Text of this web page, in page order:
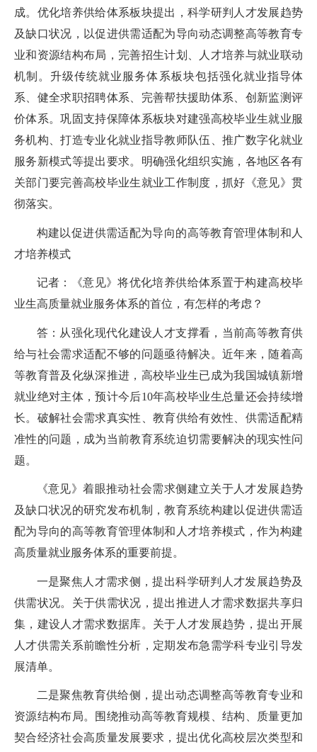
成。优化培养供给体系板块提出，科学研判人才发展趋势
及缺口状况，以促进供需适配为导向动态调整高等教育专
业和资源结构布局，完善招生计划、人才培养与就业联动
机制。升级传统就业服务体系板块包括强化就业指导体
系、健全求职招聘体系、完善帮扶援助体系、创新监测评
价体系。巩固支持保障体系板块对建强高校毕业生就业服
务机构、打造专业化就业指导教师队伍、推广数字化就业
服务新模式等提出要求。明确强化组织实施，各地区各有
关部门要完善高校毕业生就业工作制度，抓好《意见》贯
彻落实。
构建以促进供需适配为导向的高等教育管理体制和人
才培养模式
记者：《意见》将优化培养供给体系置于构建高校毕
业生高质量就业服务体系的首位，有怎样的考虑？
答：从强化现代化建设人才支撑看，当前高等教育供
给与社会需求适配不够的问题亟待解决。近年来，随着高
等教育普及化纵深推进，高校毕业生已成为我国城镇新增
就业绝对主体，预计今后10年高校毕业生总量还会持续增
长。破解社会需求真实性、教育供给有效性、供需适配精
准性的问题，成为当前教育系统迫切需要解决的现实性问
题。
《意见》着眼推动社会需求侧建立关于人才发展趋势
及缺口状况的研究发布机制，教育系统构建以促进供需适
配为导向的高等教育管理体制和人才培养模式，作为构建
高质量就业服务体系的重要前提。
一是聚焦人才需求侧，提出科学研判人才发展趋势及
供需状况。关于供需状况，提出推进人才需求数据共享归
集，建设人才需求数据库。关于人才发展趋势，提出开展
人才供需关系前瞻性分析，定期发布急需学科专业引导发
展清单。
二是聚焦教育供给侧，提出动态调整高等教育专业和
资源结构布局。围绕推动高等教育规模、结构、质量更加
契合经济社会高质量发展要求，提出优化高校层次类型和